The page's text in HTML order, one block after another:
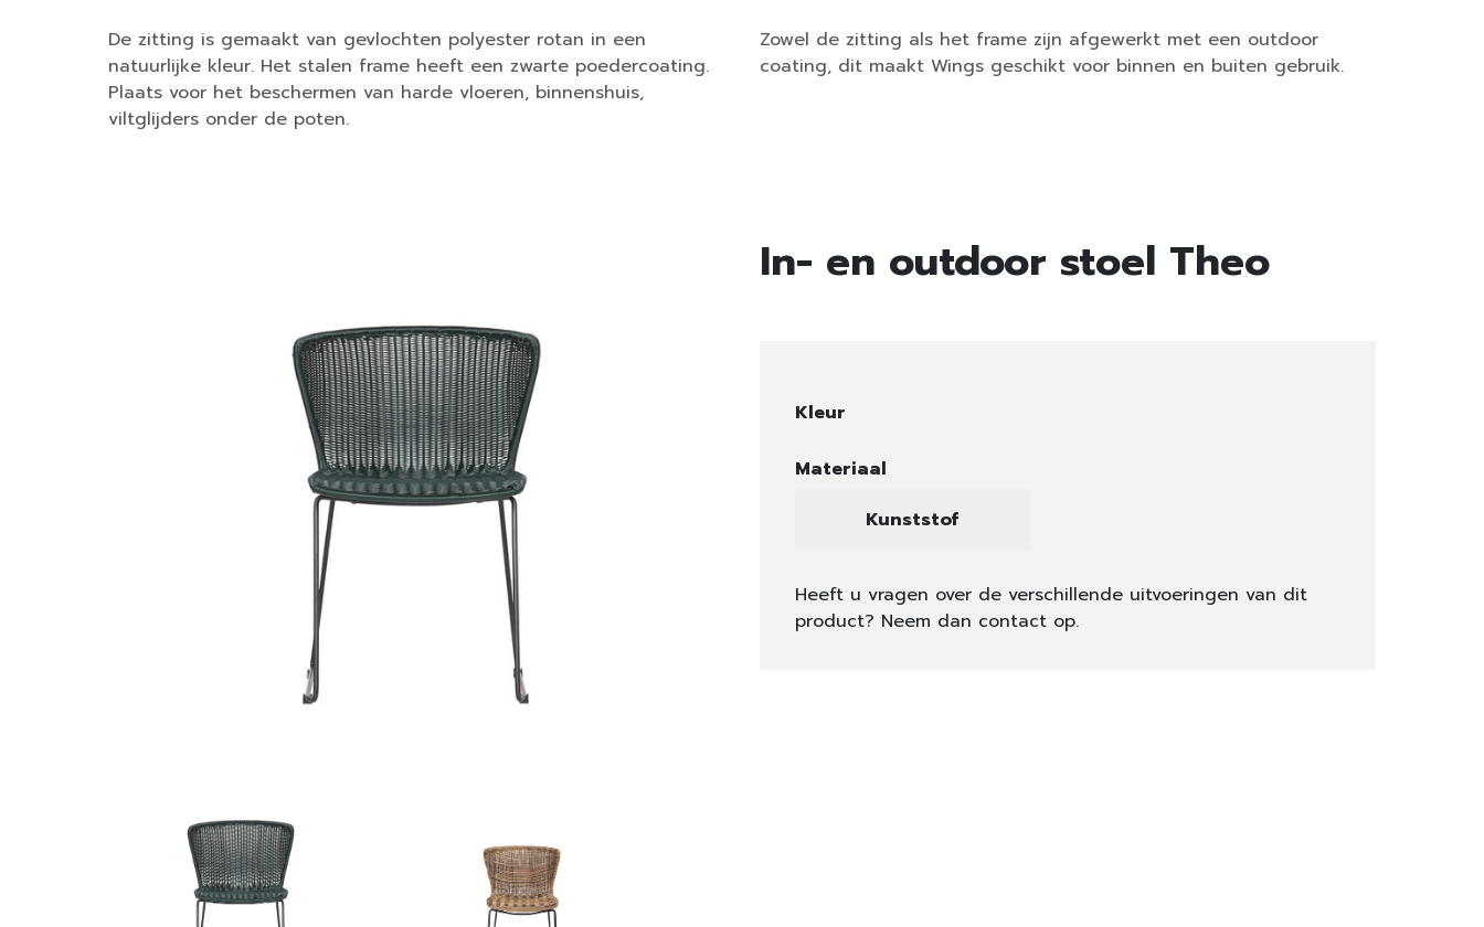
De zitting is gemaakt van gevlochten polyester rotan in een
natuurlijke kleur. Het stalen frame heeft een zwarte poedercoating.
Plaats voor het beschermen van harde vloeren, binnenshuis,
viltglijders onder de poten.
Zowel de zitting als het frame zijn afgewerkt met een outdoor
coating, dit maakt Wings geschikt voor binnen en buiten gebruik.
In- en outdoor stoel Theo
Kleur
Materiaal
Kunststof
Heeft u vragen over de verschillende uitvoeringen van dit
product? Neem dan contact op.